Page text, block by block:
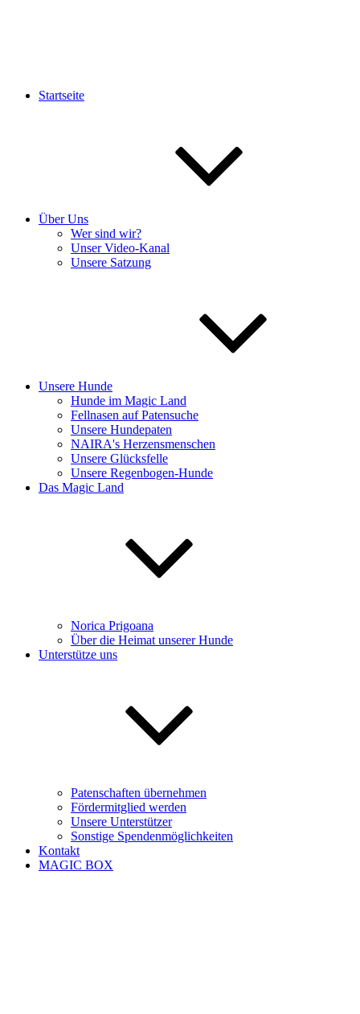
Startseite
Über Uns
Wer sind wir?
Unser Video-Kanal
Unsere Satzung
Unsere Hunde
Hunde im Magic Land
Fellnasen auf Patensuche
Unsere Hundepaten
NAIRA's Herzensmenschen
Unsere Glücksfelle
Unsere Regenbogen-Hunde
Das Magic Land
Norica Prigoana
Über die Heimat unserer Hunde
Unterstütze uns
Patenschaften übernehmen
Fördermitglied werden
Unsere Unterstützer
Sonstige Spendenmöglichkeiten
Kontakt
MAGIC BOX